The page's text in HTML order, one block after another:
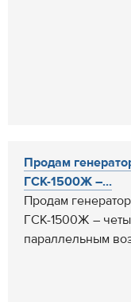
Продам
ГСК-1500Ж –...
Продам
ГСК-1500Ж –
параллельным